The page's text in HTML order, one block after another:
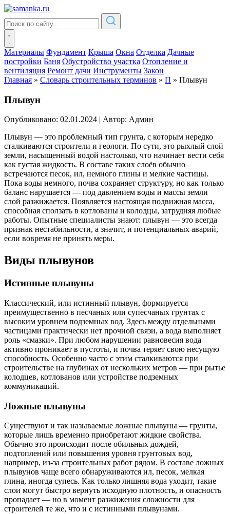
Материалы Фундамент Крыша Окна Отделка Дачные
постройки Баня Обустройство участка Отопление и
вентиляция Ремонт дачи Инструменты Закон
Главная » Словарь строительных терминов » П » Плывун
Плывун
Опубликовано: 02.01.2024 | Автор: Админ
Плывун — это проблемный тип грунта, с которым нередко
сталкиваются строители и геологи. По сути, это рыхлый слой
земли, насыщенный водой настолько, что начинает вести себя
как густая жидкость. В составе таких слоёв обычно
встречаются песок, ил, немного глины и мелкие частицы.
Пока воды немного, почва сохраняет структуру, но как только
баланс нарушается — под давлением воды и массы земли
слой разжижается. Появляется настоящая подвижная масса,
способная сползать в котлованы и колодцы, затрудняя любые
работы. Опытные специалисты знают: плывун — это всегда
признак нестабильности, а значит, и потенциальных аварий,
если вовремя не принять меры.
Виды плывунов
Истинные плывуны
Классический, или истинный плывун, формируется
преимущественно в песчаных или супесчаных грунтах с
высоким уровнем подземных вод. Здесь между отдельными
частицами практически нет прочной связи, а вода выполняет
роль «смазки». При любом нарушении равновесия вода
активно проникает в пустоты, и почва теряет свою несущую
способность. Особенно часто с этим сталкиваются при
строительстве на глубинах от нескольких метров — при рытье
колодцев, котлованов или устройстве подземных
коммуникаций.
Ложные плывуны
Существуют и так называемые ложные плывуны — грунты,
которые лишь временно приобретают жидкие свойства.
Обычно это происходит после обильных дождей,
подтоплений или повышения уровня грунтовых вод,
например, из-за строительных работ рядом. В составе ложных
плывунов чаще всего обнаруживаются ил, песок, мелкая
глина, иногда супесь. Как только лишняя вода уходит, такие
слои могут быстро вернуть исходную плотность, и опасность
пропадает — но в момент разжижения сложности для
строителей те же, что и с истинными плывунами.